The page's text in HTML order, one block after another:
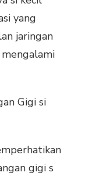
yang
jaringan
Gigi si
gigi s